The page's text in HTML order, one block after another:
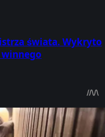
świata. Wykryto
winnego